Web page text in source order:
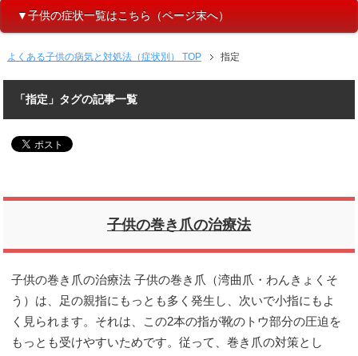
▼子供の症状一覧はこちら（ページ末へ）
よくある子供の病気と対処法（症状別） TOP 指定
「指定」タグの記事一覧
子供の巻き爪の治療法
子供の巻き爪の治療法 子供の巻き爪（湾曲爪・わんきょくそ
う）は、足の親指にもっとも多く発生し、次いで小指にもよ
く見られます。それは、この2本の指が靴のトウ部分の圧迫を
もっとも受けやすいためです。従って、巻き爪の対策とし